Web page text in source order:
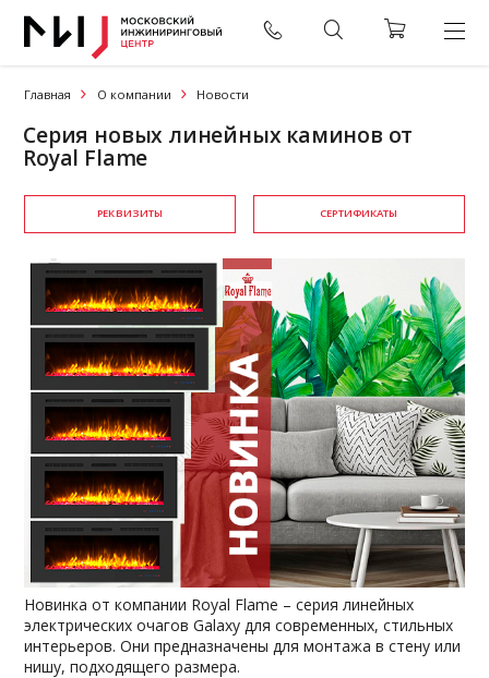
Главная О компании Новости
Серия новых линейных каминов от
Royal Flame
РЕКВИЗИТЫ СЕРТИФИКАТЫ
Новинка от компании Royal Flame – серия линейных
электрических очагов Galaxy для современных, стильных
интерьеров. Они предназначены для монтажа в стену или
нишу, подходящего размера.